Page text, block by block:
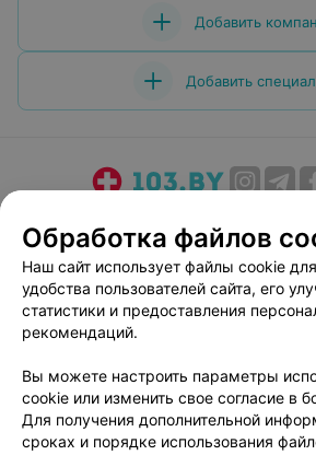
Добавить
Добавить
Медицинский маркетинг
Пользовательское соглашение
Вакансии
Написать руководителю
Персональные
Обработка персональных
Обработка файлов
Наш сайт использует файлы cookie
удобства пользователей сайта, его
статистики и предоставления
рекомендаций.
Вы можете настроить параметры
cookie или изменить свое согласие в
Для получения дополнительной
сроках и порядке использования